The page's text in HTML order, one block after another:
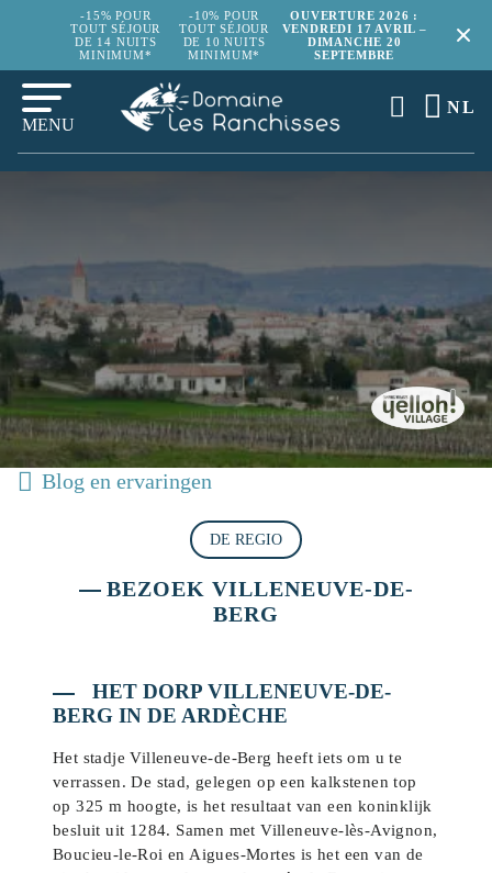
-15% POUR
TOUT SÉJOUR
DE 14 NUITS
MINIMUM*
-10% POUR
TOUT SÉJOUR
DE 10 NUITS
MINIMUM*
OUVERTURE 2026 :
VENDREDI 17 AVRIL –
DIMANCHE 20
SEPTEMBRE
MENU
NL
Blog en ervaringen
DE REGIO
BEZOEK VILLENEUVE-DE-
BERG
HET DORP VILLENEUVE-DE-
BERG IN DE ARDÈCHE
Het stadje Villeneuve-de-Berg heeft iets om u te
verrassen. De stad, gelegen op een kalkstenen top
op 325 m hoogte, is het resultaat van een koninklijk
besluit uit 1284. Samen met Villeneuve-lès-Avignon,
Boucieu-le-Roi en Aigues-Mortes is het een van de